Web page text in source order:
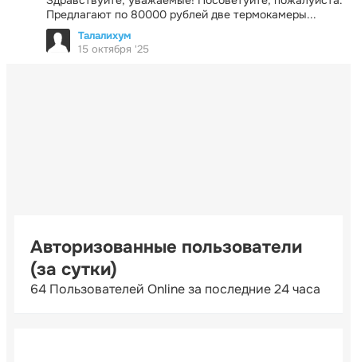
Предлагают по 80000 рублей две термокамеры...
Талалихум
15 октября '25
Авторизованные пользователи
(за сутки)
64 Пользователей Online за последние 24 часа